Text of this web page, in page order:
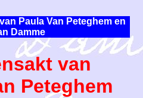
Paula Van Peteghem en
Damme
van
Peteghem